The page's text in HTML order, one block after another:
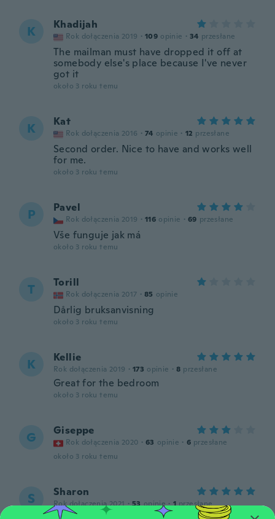
K Khadijah
Rok dołączenia 2019 · 109 opinie · 34 przesłane
The mailman must have dropped it off at
somebody else's place because I've never
got it
około 3 roku temu
K Kat
Rok dołączenia 2016 · 74 opinie · 12 przesłane
Second order. Nice to have and works well
for me.
około 3 roku temu
P Pavel
Rok dołączenia 2019 · 116 opinie · 69 przesłane
Vše funguje jak má
około 3 roku temu
T Torill
Rok dołączenia 2017 · 85 opinie
Dårlig bruksanvisning
około 3 roku temu
K Kellie
Rok dołączenia 2019 · 173 opinie · 8 przesłane
Great for the bedroom
około 3 roku temu
G Giseppe
Rok dołączenia 2020 · 63 opinie · 6 przesłane
około 3 roku temu
S Sharon
Rok dołączenia 2021 · 53 opinie · 1 przesłane